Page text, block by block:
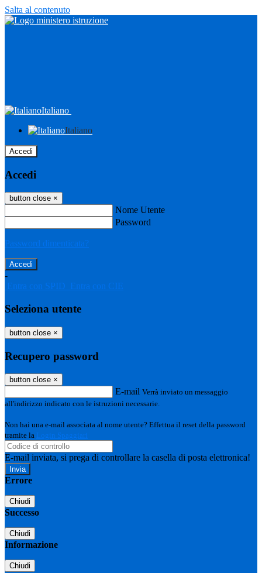
Salta al contenuto
Italiano
Italiano
Accedi
Accedi
button close ×
Nome Utente
Password
Password dimenticata?
-
Entra con SPID
Entra con CIE
Seleziona utente
button close ×
Recupero password
button close ×
E-mail Verrà inviato un messaggio
all'indirizzo indicato con le istruzioni necessarie.
Non hai una e-mail associata al nome utente? Effettua il reset della password
tramite la Login Spaggiari
E-mail inviata, si prega di controllare la casella di posta elettronica!
Errore
Chiudi
Successo
Chiudi
Informazione
Chiudi